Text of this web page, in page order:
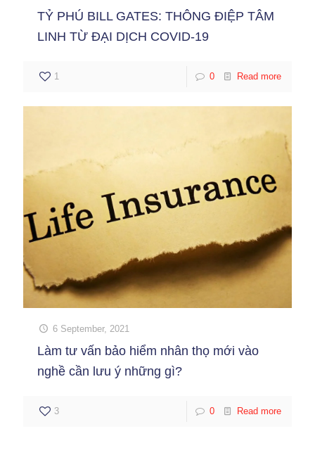
TỶ PHÚ BILL GATES: THÔNG ĐIỆP TÂM
LINH TỪ ĐẠI DỊCH COVID-19
1 0 Read more
6 September, 2021
Làm tư vấn bảo hiểm nhân thọ mới vào
nghề cần lưu ý những gì?
3 0 Read more